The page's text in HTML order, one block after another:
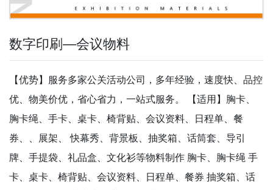
数字印刷—会议物料
【优势】服务多家公关活动公司，多年经验，速度快、品控
优、物美价优，省心省力，一站式服务。 【适用】胸卡、
胸卡绳、手卡、桌卡、椅背贴、会议资料、日程单、餐
券、、展架、 快幕秀、背景板、抽奖箱、话筒套、导引
牌、手提袋、礼品盒、文化衫等物料制作 胸卡、胸卡绳 手
卡、桌卡、椅背贴、会议资料、日程单、餐券 抽奖箱、话